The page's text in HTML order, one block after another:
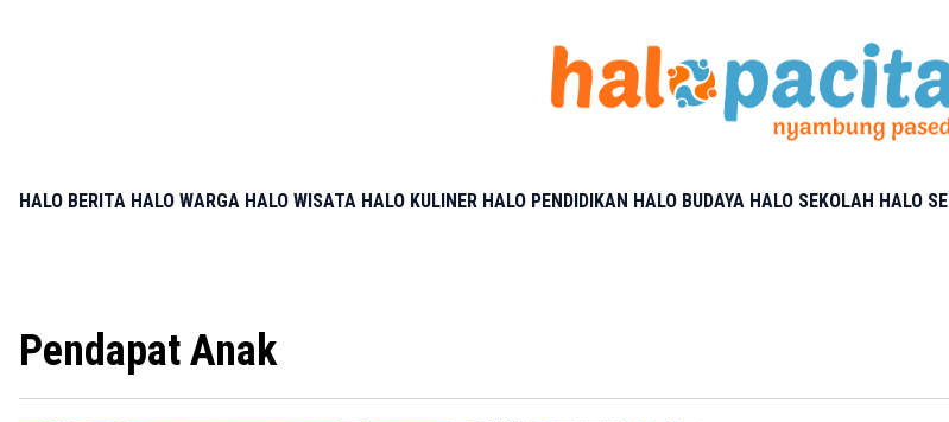
HALO BERITA HALO WARGA HALO WISATA HALO KULINER HALO PENDIDIKAN HALO BUDAYA HALO SEKOLAH HALO
Pendapat Anak